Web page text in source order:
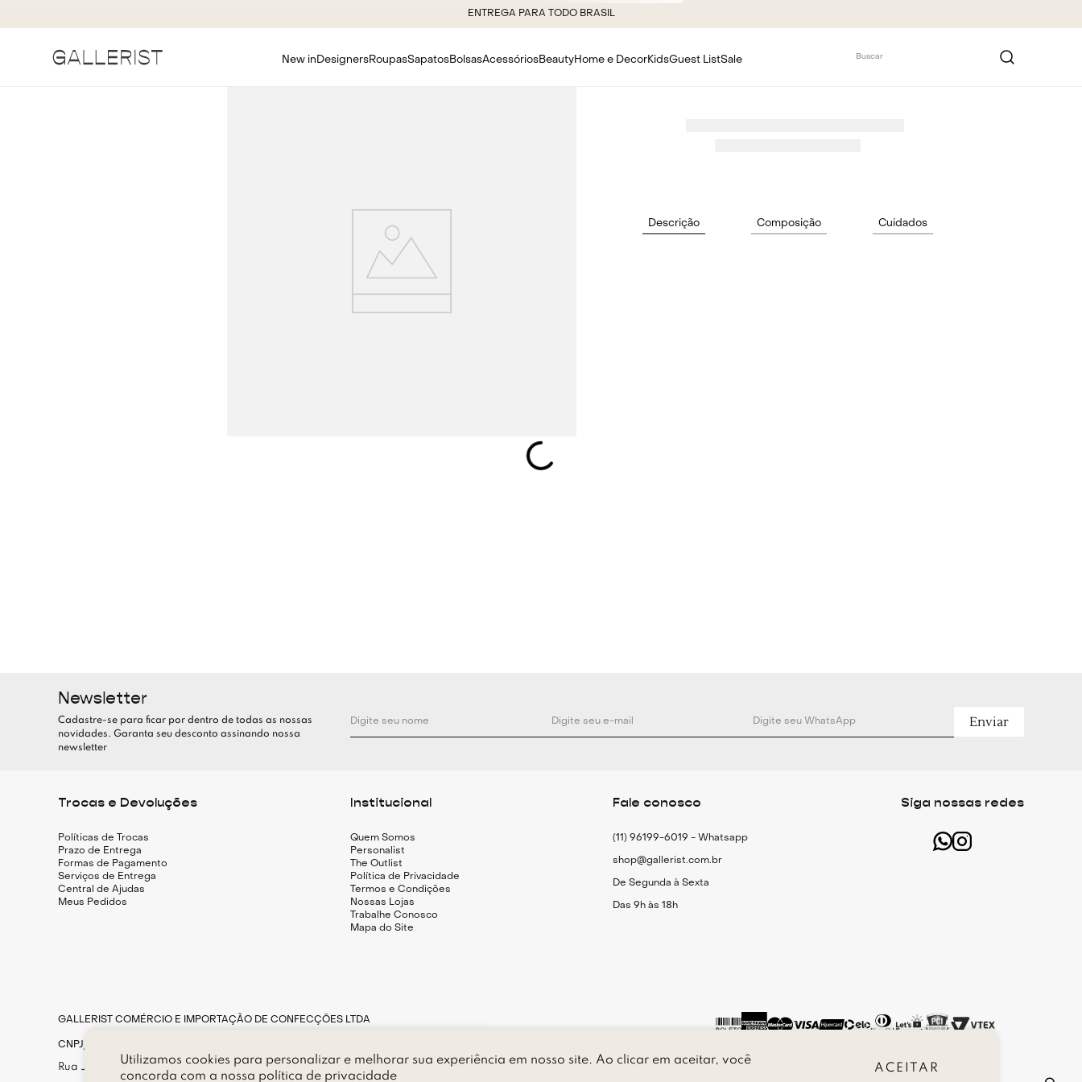
Utilizamos cookies para personalizar e melhorar sua experiência em nosso site. Ao clicar em aceitar, você
concorda com a nossa política de privacidade
ACEITAR
ENTREGA PARA TODO BRASIL
New in DesignersRoupasSapatosBolsasAcessóriosBeautyHome e DecorKidsGuest ListSale
Buscar
Descrição Composição Cuidados
Newsletter
Cadastre-se para ficar por dentro de todas as nossas
novidades. Garanta seu desconto assinando nossa
newsletter
Enviar
Trocas e Devoluções
Políticas de Trocas
Prazo de Entrega
Formas de Pagamento
Serviços de Entrega
Central de Ajudas
Meus Pedidos
Institucional
Quem Somos
Personalist
The Outlist
Política de Privacidade
Termos e Condições
Nossas Lojas
Trabalhe Conosco
Mapa do Site
Fale conosco
(11) 96199-6019 - Whatsapp
shop@gallerist.com.br
De Segunda à Sexta
Das 9h às 18h
Siga nossas redes
GALLERIST COMÉRCIO E IMPORTAÇÃO DE CONFECÇÕES LTDA
CNPJ/MF sob n. 14.056.174/0001-80
Rua Joaquim Antunes, n. 177, loja 183, Bairro Pinheiros, CEP 05.415-010 - São Paulo - SP